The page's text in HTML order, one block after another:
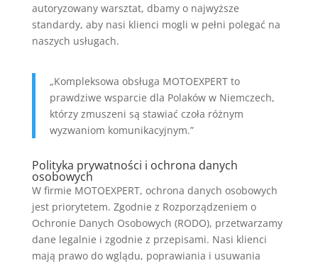
autoryzowany warsztat, dbamy o najwyższe
standardy, aby nasi klienci mogli w pełni polegać na
naszych usługach.
„Kompleksowa obsługa MOTOEXPERT to
prawdziwe wsparcie dla Polaków w Niemczech,
którzy zmuszeni są stawiać czoła różnym
wyzwaniom komunikacyjnym.”
Polityka prywatności i ochrona danych
osobowych
W firmie MOTOEXPERT, ochrona danych osobowych
jest priorytetem. Zgodnie z Rozporządzeniem o
Ochronie Danych Osobowych (RODO), przetwarzamy
dane legalnie i zgodnie z przepisami. Nasi klienci
mają prawo do wglądu, poprawiania i usuwania